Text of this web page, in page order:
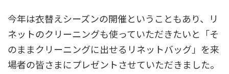
今年は衣替えシーズンの開催ということもあり、リ
ネットのクリーニングも使っていただきたいと「そ
のままクリーニングに出せるリネットバッグ」を来
場者の皆さまにプレゼントさせていただきました。